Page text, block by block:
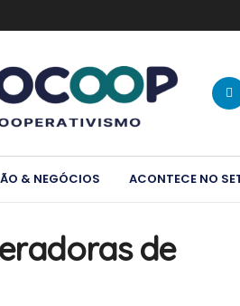
& NEGÓCIOS ACONTECE NO
de